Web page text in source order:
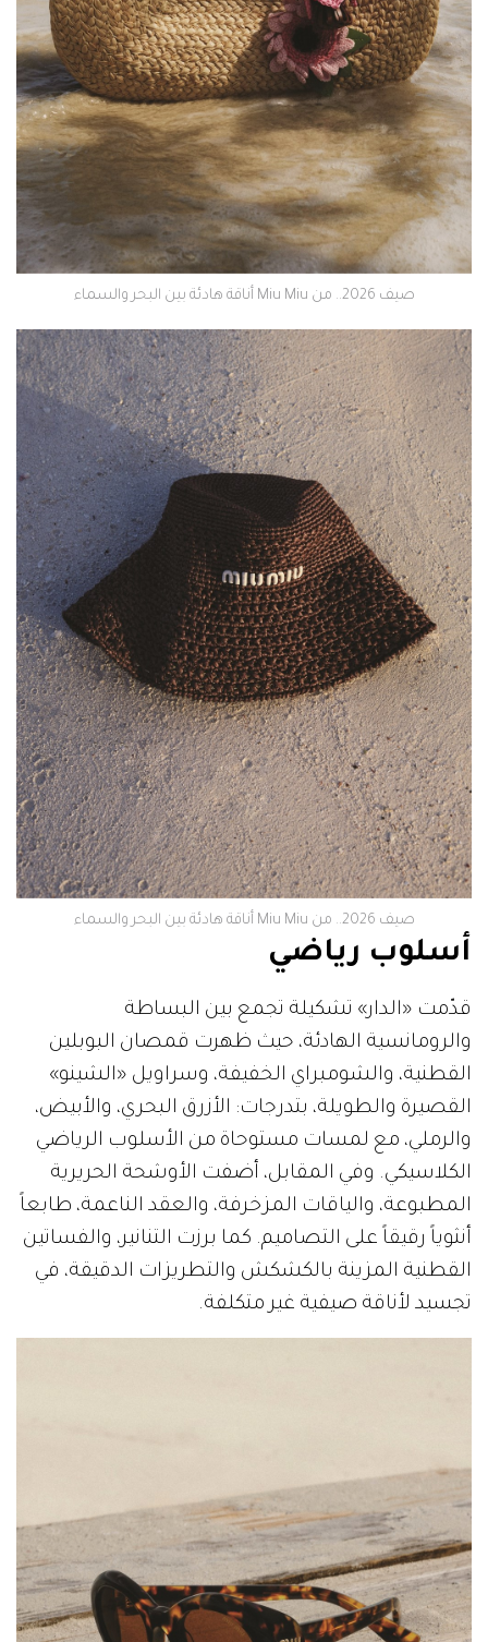
صيف 2026.. من Miu Miu أناقة هادئة بين البحر والسماء
صيف 2026.. من Miu Miu أناقة هادئة بين البحر والسماء
أسلوب رياضي
قدّمت «الدار» تشكيلة تجمع بين البساطة
والرومانسية الهادئة، حيث ظهرت قمصان البوبلين
القطنية، والشومبراي الخفيفة، وسراويل «الشينو»
القصيرة والطويلة، بتدرجات: الأزرق البحري، والأبيض،
والرملي، مع لمسات مستوحاة من الأسلوب الرياضي
الكلاسيكي. وفي المقابل، أضفت الأوشحة الحريرية
المطبوعة، والياقات المزخرفة، والعقد الناعمة، طابعاً
أنثوياً رقيقاً على التصاميم. كما برزت التنانير، والفساتين
القطنية المزينة بالكشكش والتطريزات الدقيقة، في
تجسيد لأناقة صيفية غير متكلفة.